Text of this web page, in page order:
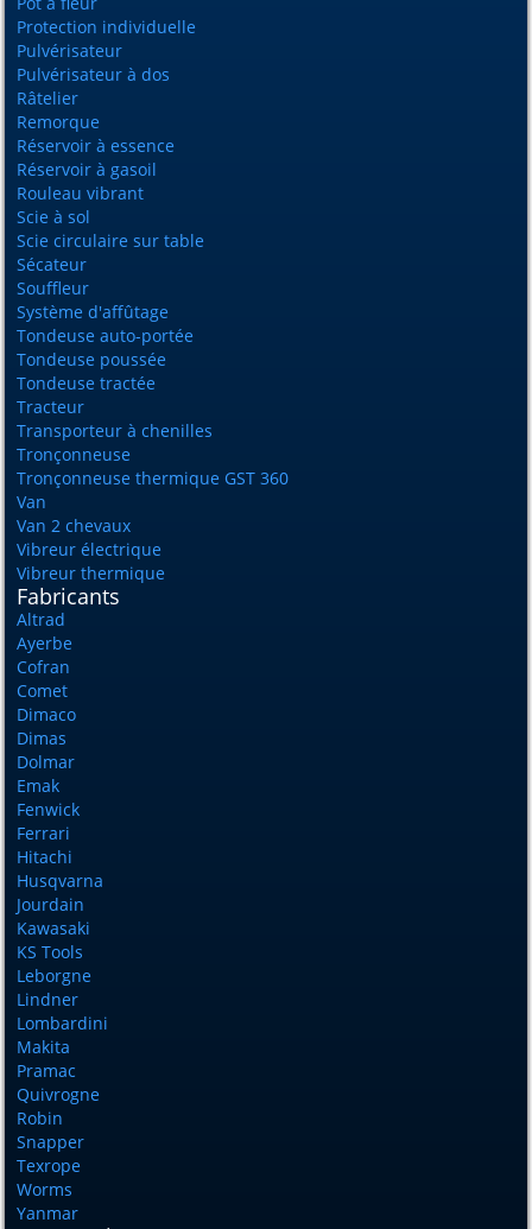
Protection individuelle
Pulvérisateur
Pulvérisateur à dos
Râtelier
Remorque
Réservoir à essence
Réservoir à gasoil
Rouleau vibrant
Scie à sol
Scie circulaire sur table
Sécateur
Souffleur
Système d'affûtage
Tondeuse auto-portée
Tondeuse poussée
Tondeuse tractée
Tracteur
Transporteur à chenilles
Tronçonneuse
Tronçonneuse thermique GST 360
Van
Van 2 chevaux
Vibreur électrique
Vibreur thermique
Fabricants
Altrad
Ayerbe
Cofran
Comet
Dimaco
Dimas
Dolmar
Emak
Fenwick
Ferrari
Hitachi
Husqvarna
Jourdain
Kawasaki
KS Tools
Leborgne
Lindner
Lombardini
Makita
Pramac
Quivrogne
Robin
Snapper
Texrope
Worms
Yanmar